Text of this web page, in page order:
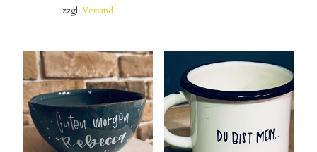
zzgl.Versand